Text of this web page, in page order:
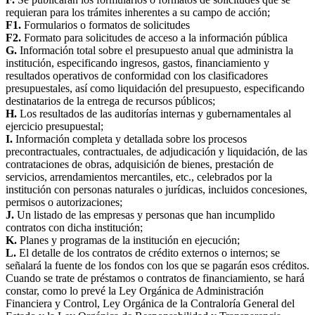
requieran para los trámites inherentes a su campo de acción;
F1. Formularios o formatos de solicitudes
F2. Formato para solicitudes de acceso a la información pública
G. Información total sobre el presupuesto anual que administra la
institución, especificando ingresos, gastos, financiamiento y
resultados operativos de conformidad con los clasificadores
presupuestales, así como liquidación del presupuesto, especificando
destinatarios de la entrega de recursos públicos;
H. Los resultados de las auditorías internas y gubernamentales al
ejercicio presupuestal;
I. Información completa y detallada sobre los procesos
precontractuales, contractuales, de adjudicación y liquidación, de las
contrataciones de obras, adquisición de bienes, prestación de
servicios, arrendamientos mercantiles, etc., celebrados por la
institución con personas naturales o jurídicas, incluidos concesiones,
permisos o autorizaciones;
J. Un listado de las empresas y personas que han incumplido
contratos con dicha institución;
K. Planes y programas de la institución en ejecución;
L. El detalle de los contratos de crédito externos o internos; se
señalará la fuente de los fondos con los que se pagarán esos créditos.
Cuando se trate de préstamos o contratos de financiamiento, se hará
constar, como lo prevé la Ley Orgánica de Administración
Financiera y Control, Ley Orgánica de la Contraloría General del